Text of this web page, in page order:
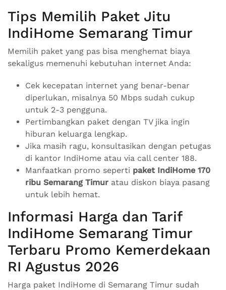
Tips Memilih Paket Jitu
IndiHome Semarang Timur
Memilih paket yang pas bisa menghemat biaya
sekaligus memenuhi kebutuhan internet Anda:
Cek kecepatan internet yang benar-benar
diperlukan, misalnya 50 Mbps sudah cukup
untuk 2-3 pengguna.
Pertimbangkan paket dengan TV jika ingin
hiburan keluarga lengkap.
Jika masih ragu, konsultasikan dengan petugas
di kantor IndiHome atau via call center 188.
Manfaatkan promo seperti paket IndiHome 170
ribu Semarang Timur atau diskon biaya pasang
untuk lebih hemat.
Informasi Harga dan Tarif
IndiHome Semarang Timur
Terbaru Promo Kemerdekaan
RI Agustus 2026
Harga paket IndiHome di Semarang Timur sudah